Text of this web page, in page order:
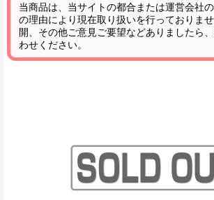
当商品は、当サイトの都合または運営会社
の理由により現在取り扱いを行っておりま
開、その他ご意見ご要望などありましたら
わせください。